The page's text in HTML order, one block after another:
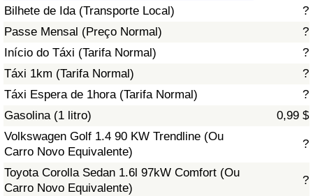
Bilhete de Ida (Transporte Local)
?
Passe Mensal (Preço Normal)
?
Início do Táxi (Tarifa Normal)
?
Táxi 1km (Tarifa Normal)
?
Táxi Espera de 1hora (Tarifa Normal)
?
Gasolina (1 litro)
0,99 $
Volkswagen Golf 1.4 90 KW Trendline (Ou
Carro Novo Equivalente)
?
Toyota Corolla Sedan 1.6l 97kW Comfort (Ou
Carro Novo Equivalente)
?